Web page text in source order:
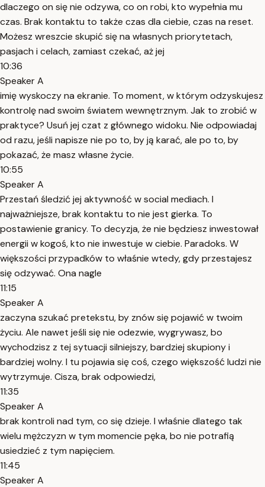
dlaczego on się nie odzywa, co on robi, kto wypełnia mu
czas. Brak kontaktu to także czas dla ciebie, czas na reset.
Możesz wreszcie skupić się na własnych priorytetach,
pasjach i celach, zamiast czekać, aż jej
10:36
Speaker A
imię wyskoczy na ekranie. To moment, w którym odzyskujesz
kontrolę nad swoim światem wewnętrznym. Jak to zrobić w
praktyce? Usuń jej czat z głównego widoku. Nie odpowiadaj
od razu, jeśli napisze nie po to, by ją karać, ale po to, by
pokazać, że masz własne życie.
10:55
Speaker A
Przestań śledzić jej aktywność w social mediach. I
najważniejsze, brak kontaktu to nie jest gierka. To
postawienie granicy. To decyzja, że nie będziesz inwestował
energii w kogoś, kto nie inwestuje w ciebie. Paradoks. W
większości przypadków to właśnie wtedy, gdy przestajesz
się odzywać. Ona nagle
11:15
Speaker A
zaczyna szukać pretekstu, by znów się pojawić w twoim
życiu. Ale nawet jeśli się nie odezwie, wygrywasz, bo
wychodzisz z tej sytuacji silniejszy, bardziej skupiony i
bardziej wolny. I tu pojawia się coś, czego większość ludzi nie
wytrzymuje. Cisza, brak odpowiedzi,
11:35
Speaker A
brak kontroli nad tym, co się dzieje. I właśnie dlatego tak
wielu mężczyzn w tym momencie pęka, bo nie potrafią
usiedzieć z tym napięciem.
11:45
Speaker A